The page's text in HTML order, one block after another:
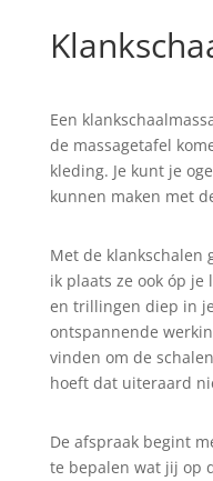
Een
de massagetafel
kleding. Je kunt je
kunnen maken met
Met de klankschalen
ik plaats ze ook óp je
en trillingen diep in
ontspannende
vinden om de
hoeft dat uiteraard
De afspraak begint
te bepalen wat jij op